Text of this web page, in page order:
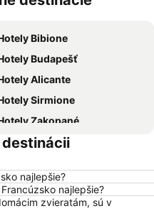
Bibione
Budapešť
Alicante
Sirmione
Zakopané
Crikvenica
Nice
Berlín
najlepšie?
najlepšie?
zvieratám, sú v